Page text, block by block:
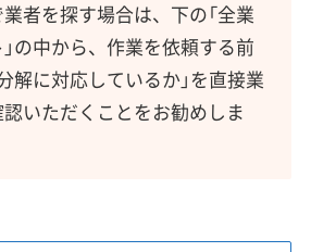
者を探す場合は、下の「全業
の中から、作業を依頼する前
解に対応しているか」を直接業
いただくことをお勧めしま